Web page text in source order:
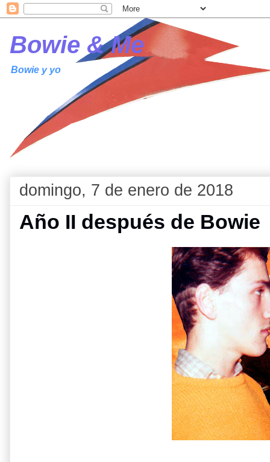
Bowie & Me
Bowie y yo
domingo, 7 de enero de 2018
Año II después de Bowie